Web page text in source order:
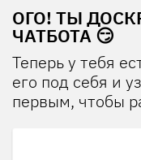
ОГО! ТЫ
ЧАТБОТА 😏
Теперь у тебя
его под себя и
первым, чтобы